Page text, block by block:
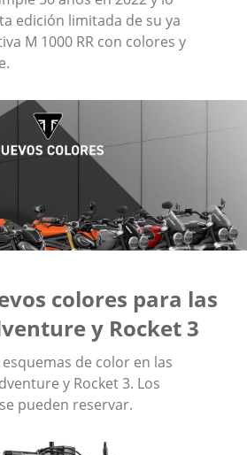
edición limitada de su ya
M 1000 RR con colores y
colores para las
y Rocket 3
de color en las
y Rocket 3. Los
pueden reservar.